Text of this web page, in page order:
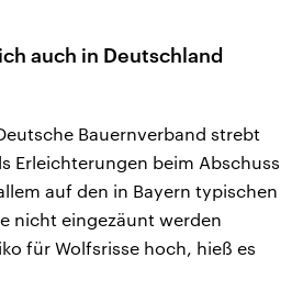
auch in Deutschland
Bauernverband strebt
Erleichterungen beim Abschuss
auf den in Bayern typischen
nicht eingezäunt werden
für Wolfsrisse hoch, hieß es